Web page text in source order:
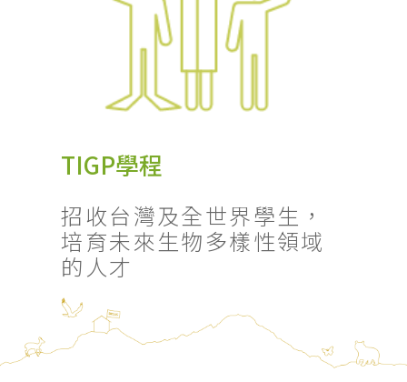
TIGP學程
招收台灣及全世界學生，
培育未來生物多樣性領域
的人才